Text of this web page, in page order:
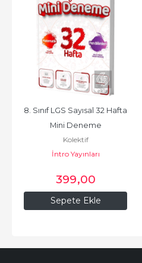
Sepete Ekle
8. Sınıf LGS Sayısal 32 Hafta
Mini Deneme
Kolektif
İntro Yayınları
399,00